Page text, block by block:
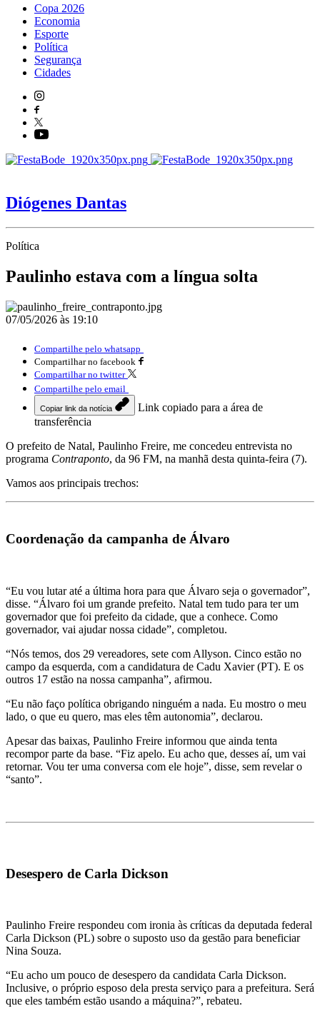
Copa 2026
Economia
Esporte
Política
Segurança
Cidades
Diógenes Dantas
Política
Paulinho estava com a língua solta
07/05/2026 às 19:10
Compartilhe pelo whatsapp
Compartilhar no facebook
Compartilhar no twitter
Compartilhe pelo email
Copiar link da notícia
Link copiado para a área de
transferência
O prefeito de Natal, Paulinho Freire, me concedeu entrevista no
programa Contraponto, da 96 FM, na manhã desta quinta-feira (7).
Vamos aos principais trechos:
Coordenação da campanha de Álvaro
“Eu vou lutar até a última hora para que Álvaro seja o governador”,
disse. “Álvaro foi um grande prefeito. Natal tem tudo para ter um
governador que foi prefeito da cidade, que a conhece. Como
governador, vai ajudar nossa cidade”, completou.
“Nós temos, dos 29 vereadores, sete com Allyson. Cinco estão no
campo da esquerda, com a candidatura de Cadu Xavier (PT). E os
outros 17 estão na nossa campanha”, afirmou.
“Eu não faço política obrigando ninguém a nada. Eu mostro o meu
lado, o que eu quero, mas eles têm autonomia”, declarou.
Apesar das baixas, Paulinho Freire informou que ainda tenta
recompor parte da base. “Fiz apelo. Eu acho que, desses aí, um vai
retornar. Vou ter uma conversa com ele hoje”, disse, sem revelar o
“santo”.
Desespero de Carla Dickson
Paulinho Freire respondeu com ironia às críticas da deputada federal
Carla Dickson (PL) sobre o suposto uso da gestão para beneficiar
Nina Souza.
“Eu acho um pouco de desespero da candidata Carla Dickson.
Inclusive, o próprio esposo dela presta serviço para a prefeitura. Será
que eles também estão usando a máquina?”, rebateu.